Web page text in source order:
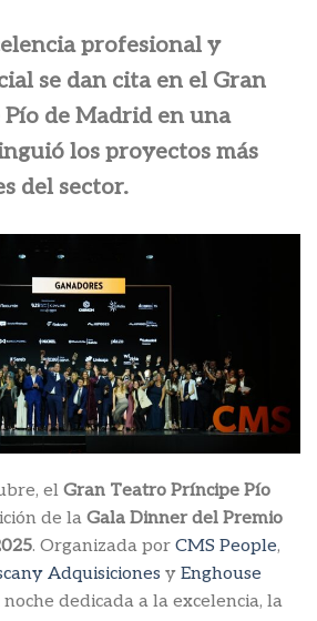
profesional y
se dan cita en el Gran
de Madrid en una
los proyectos más
del sector.
el Gran Teatro Príncipe Pío
de la Gala Dinner del Premio
. Organizada por CMS People,
Adquisiciones y Enghouse
dedicada a la excelencia, la